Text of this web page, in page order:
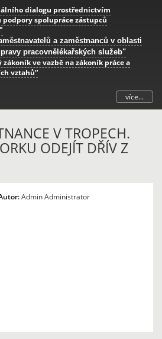
dialogu prostřednictvím
spolupráce zástupců
a zaměstnanců v oblasti
pracovnělékařských služeb"
zákoník ve vazbě na zákoník práce a
vztahů“
více...
V TROPECH.
ODEJÍT DŘÍV Z
Admin Administrator